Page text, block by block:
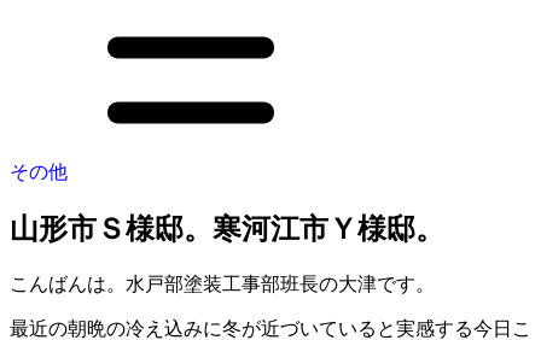
その他
山形市Ｓ様邸。寒河江市Ｙ様邸。
こんばんは。水戸部塗装工事部班長の大津です。
最近の朝晩の冷え込みに冬が近づいていると実感する今日こ